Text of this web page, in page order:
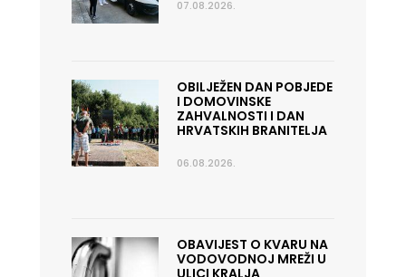
07.08.2026.
OBILJEŽEN DAN POBJEDE
I DOMOVINSKE
ZAHVALNOSTI I DAN
HRVATSKIH BRANITELJA
06.08.2026.
OBAVIJEST O KVARU NA
VODOVODNOJ MREŽI U